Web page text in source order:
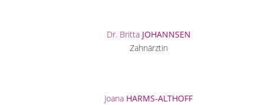
Dr. Britta JOHANNSEN
Zahnärztin
Joana HARMS-ALTHOFF